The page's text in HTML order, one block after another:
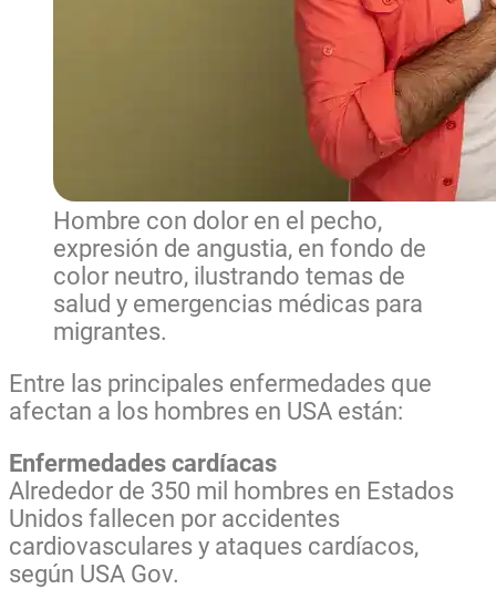
Hombre con dolor en el pecho,
expresión de angustia, en fondo de
color neutro, ilustrando temas de
salud y emergencias médicas para
migrantes.
Entre las principales enfermedades que
afectan a los hombres en USA están:
Enfermedades cardíacas
Alrededor de 350 mil hombres en Estados
Unidos fallecen por accidentes
cardiovasculares y ataques cardíacos,
según USA Gov.